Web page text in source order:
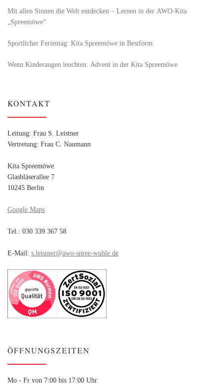
Mit allen Sinnen die Welt entdecken – Lernen in der AWO-Kita
„Spreemöwe“
Sportlicher Ferientag: Kita Spreemöwe in Bestform
Wenn Kinderaugen leuchten: Advent in der Kita Spreemöwe
KONTAKT
Leitung: Frau S. Leistner
Vertretung: Frau C. Naumann
Kita Spreemöwe
Glasbläserallee 7
10245 Berlin
Google Maps
Tel.: 030 339 367 58
E-Mail: s.leistner@awo-spree-wuhle.de
ÖFFNUNGSZEITEN
Mo - Fr von 7:00 bis 17:00 Uhr